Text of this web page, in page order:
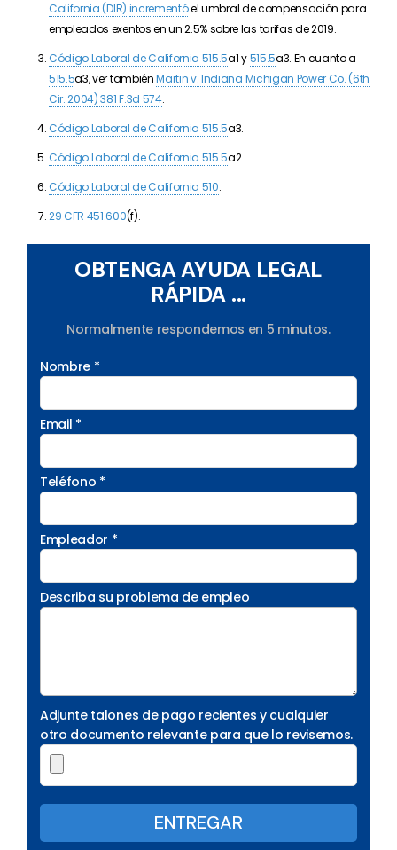
California (DIR) incrementóel umbral de compensación para
empleados exentos en un 2.5% sobre las tarifas de 2019.
Código Laboral de California 515.5a1 y515.5a3. En cuanto a
515.5a3, ver tambiénMartin v. Indiana Michigan Power Co. (6th
Cir. 2004) 381 F.3d 574.
Código Laboral de California 515.5a3.
Código Laboral de California 515.5a2.
Código Laboral de California 510.
29 CFR 451.600(f).
OBTENGA AYUDA LEGAL
RÁPIDA ...
Normalmente respondemos en 5 minutos.
Nombre *
Email *
Teléfono *
Empleador *
Describa su problema de empleo
Adjunte talones de pago recientes y cualquier
otro documento relevante para que lo revisemos.